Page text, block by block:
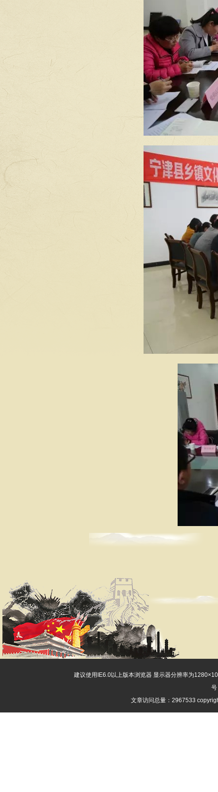
建议使用IE6.0以上版本浏览器 显示器分辨率为
号
文章访问总量：2967533